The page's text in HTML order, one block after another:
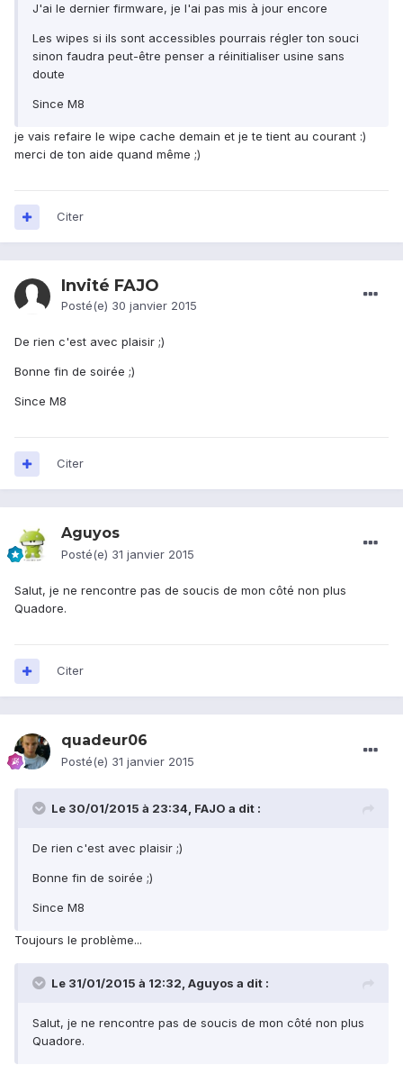
J'ai le dernier firmware, je l'ai pas mis à jour encore
Les wipes si ils sont accessibles pourrais régler ton souci
sinon faudra peut-être penser a réinitialiser usine sans
doute
Since M8
je vais refaire le wipe cache demain et je te tient au courant :)
merci de ton aide quand même ;)
Citer
Invité FAJO
Posté(e) 30 janvier 2015
De rien c'est avec plaisir ;)
Bonne fin de soirée ;)
Since M8
Citer
Aguyos
Posté(e) 31 janvier 2015
Salut, je ne rencontre pas de soucis de mon côté non plus
Quadore.
Citer
quadeur06
Posté(e) 31 janvier 2015
Le 30/01/2015 à 23:34, FAJO a dit :
De rien c'est avec plaisir ;)
Bonne fin de soirée ;)
Since M8
Toujours le problème...
Le 31/01/2015 à 12:32, Aguyos a dit :
Salut, je ne rencontre pas de soucis de mon côté non plus
Quadore.